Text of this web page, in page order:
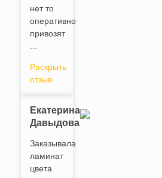
нет то
оперативно
привозят
Раскрыть
отзыв
Екатерина
Давыдова
Заказывала
ламинат
цвета